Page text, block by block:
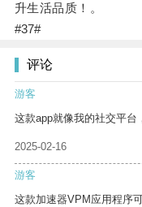
升生活品质！。
#37#
评论
游客
这款app就像我的社交平台
2025-02-16
游客
这款加速器VPM应用程序